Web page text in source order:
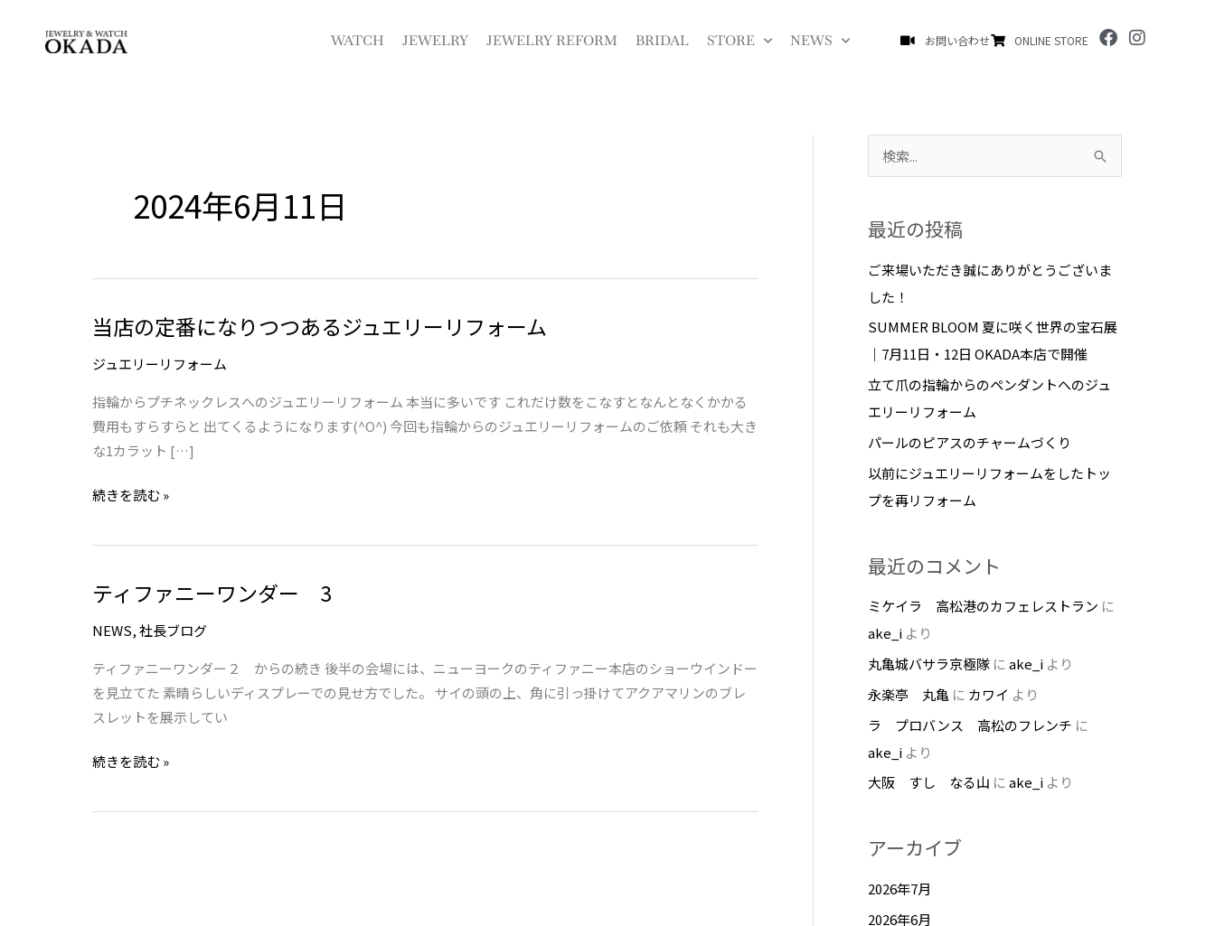
WATCH JEWELRY JEWELRY REFORM BRIDAL STORE NEWS お問い合わせ ONLINE STORE F
a
o
I
n
2024年6月11日
当店の定番になりつつあるジュエリーリフォーム
ジュエリーリフォーム
指輪からプチネックレスへのジュエリーリフォーム 本当に多いです これだけ数をこなすとなんとなくかかる
費用もすらすらと 出てくるようになります(^O^) 今回も指輪からのジュエリーリフォームのご依頼 それも大き
な1カラット […]
当
の
定
番
に
り
つ
る
ュ
エ
リ
ー
フ
ー
続きを読む »
ティファニーワンダー 3
NEWS,社長ブログ
ティファニーワンダー２ からの続き 後半の会場には、ニューヨークのティファニー本店のショーウインドー
を見立てた 素晴らしいディスプレーでの見せ方でした。 サイの頭の上、角に引っ掛けてアクアマリンのブレ
スレットを展示してい
テ
フ
ァ
ニ
ー
ン
ー
続きを読む »
象
最近の投稿
ご来場いただき誠にありがとうございま
した！
SUMMER BLOOM 夏に咲く世界の宝石展
｜7月11日・12日 OKADA本店で開催
立て爪の指輪からのペンダントへのジュ
エリーリフォーム
パールのピアスのチャームづくり
以前にジュエリーリフォームをしたトッ
プを再リフォーム
最近のコメント
ミケイラ 高松港のカフェレストラン に
ake_i より
丸亀城バサラ京極隊 にake_i より
永楽亭 丸亀 に カワイ より
ラ プロバンス 高松のフレンチ に
ake_i より
大阪 すし なる山 にake_i より
アーカイブ
2026年7月
2026年6月